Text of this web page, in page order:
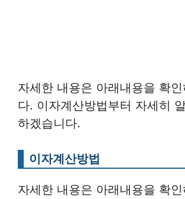
자세한 내용은 아래내용을 확
다. 이자계산방법부터 자세히
하겠습니다.
이자계산방법
자세한 내용은 아래내용을 확